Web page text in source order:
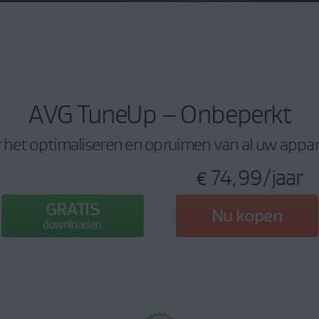
AVG TuneUp – Onbeperkt
het optimaliseren en opruimen van al uw
GRATIS
downloaden
€ 74,99/jaar
Nu kopen